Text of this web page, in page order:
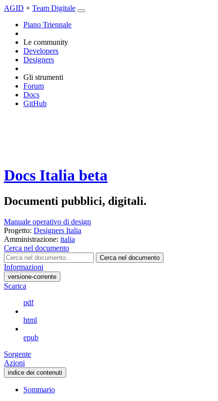
AGID + Team Digitale
Piano Triennale
Le community
Developers
Designers
Gli strumenti
Forum
Docs
GitHub
Docs Italia beta
Documenti pubblici, digitali.
Manuale operativo di design
Progetto: Designers Italia
Amministrazione: italia
Cerca nel documento
Cerca nel documento
Informazioni
versione-corrente
Scarica
pdf
html
epub
Sorgente
Azioni
indice dei contenuti
Sommario